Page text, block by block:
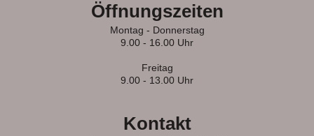
Öffnungszeiten
Montag - Donnerstag
9.00 - 16.00 Uhr
Freitag
9.00 - 13.00 Uhr
Kontakt